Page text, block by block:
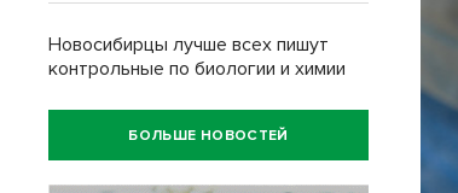
Новосибирцы лучше всех пишут
контрольные по биологии и химии
БОЛЬШЕ НОВОСТЕЙ